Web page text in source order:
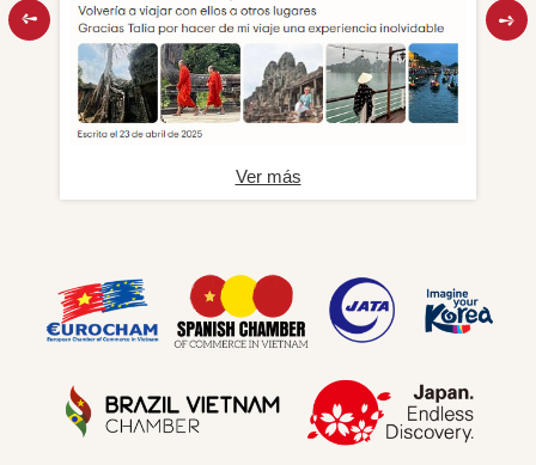
Ver más